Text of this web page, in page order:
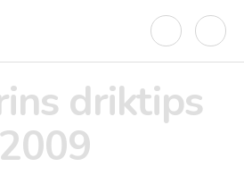
driktips
2009